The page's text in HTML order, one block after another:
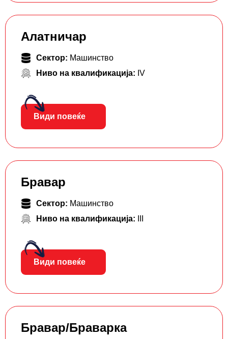
Алатничар
Сектор: Машинство
Ниво на квалификација: IV
Види повеќе
Бравар
Сектор: Машинство
Ниво на квалификација:
Види повеќе
Бравар/Браварка